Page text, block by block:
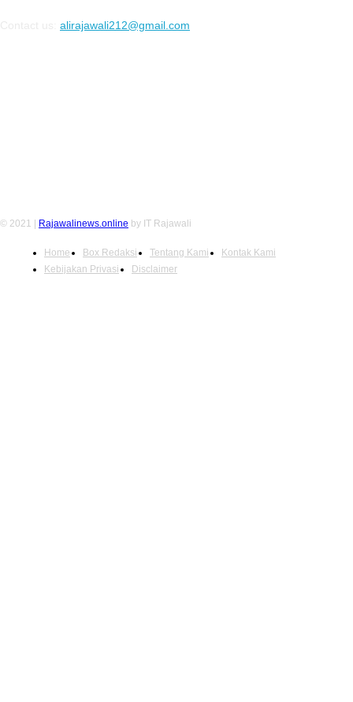
alirajawali212@gmail.com
© 2021 | Rajawalinews.online by IT Rajawali
Home Box Redaksi Tentang Kami
Kontak Kami
Kebijakan Privasi
Disclaimer